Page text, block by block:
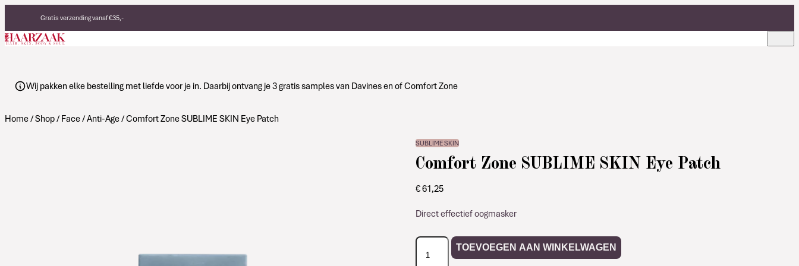
Gratis verzending vanaf €35,-
Eerlijke, duurzame producten
Made in Italy
Wij pakken elke bestelling met liefde voor je in. Daarbij ontvang je 3 gratis samples van Davines en of Comfort Zone
Home/Shop/ Face/Anti-Age/ Comfort Zone SUBLIME SKIN Eye Patch
SUBLIME SKIN
Comfort Zone SUBLIME SKIN Eye Patch
€61,25
Direct effectief oogmasker
Comfort
Zone
TOEVOEGEN AAN WINKELWAGEN